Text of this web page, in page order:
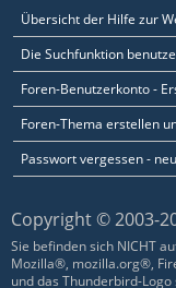
Übersicht der Hilfe zur
Die Suchfunktion
Foren-Benutzerkonto -
Foren-Thema erstellen
Passwort vergessen -
Copyright © 2003-
Sie befinden sich NICHT
Mozilla®, mozilla.org®,
und das Thunderbird-